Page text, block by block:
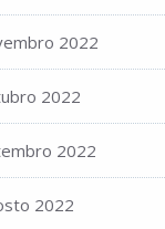
2022
2022
2022
2022